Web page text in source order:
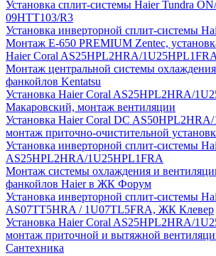
Установка сплит-системы Haier Tundra
09HTT103/R3
Установка инверторной сплит-системы
Монтаж E-650 PREMIUM Zentec,
Haier Coral AS25HPL2HRA/1U25HPL1FRA
Монтаж центральной системы
фанкойлов Kentatsu
Установка Haier Coral AS25HPL2HRA/
Макаровский, монтаж вентиляции
Установка Haier Coral DC
монтаж приточно-очистительной
Установка инверторной сплит-системы
AS25HPL2HRA/1U25HPL1FRA
Монтаж системы охлаждения и
фанкойлов Haier в ЖК Форум
Установка инверторной сплит-системы
AS07TT5HRA / 1U07TL5FRA, ЖК Клевер
Установка Haier Coral AS25HPL2HRA/
монтаж приточной и вытяжной
Сантехника